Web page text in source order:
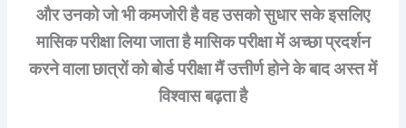
और उनको जो भी कमजोरी है वह उसको सुधार सके इसलिए
मासिक परीक्षा लिया जाता है मासिक परीक्षा में अच्छा प्रदर्शन
करने वाला छात्रों को बोर्ड परीक्षा मैं उत्तीर्ण होने के बाद अस्त में
विश्वास बढ़ता है